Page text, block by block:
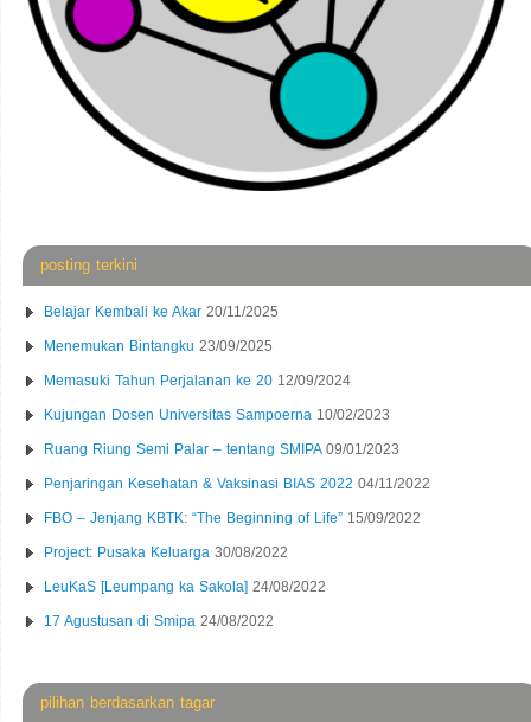
posting terkini
Belajar Kembali ke Akar 20/11/2025
Menemukan Bintangku 23/09/2025
Memasuki Tahun Perjalanan ke 20 12/09/2024
Kujungan Dosen Universitas Sampoerna 10/02/2023
Ruang Riung Semi Palar – tentang SMIPA 09/01/2023
Penjaringan Kesehatan & Vaksinasi BIAS 2022 04/11/2022
FBO – Jenjang KBTK: “The Beginning of Life” 15/09/2022
Project: Pusaka Keluarga 30/08/2022
LeuKaS [Leumpang ka Sakola] 24/08/2022
17 Agustusan di Smipa 24/08/2022
pilihan berdasarkan tagar